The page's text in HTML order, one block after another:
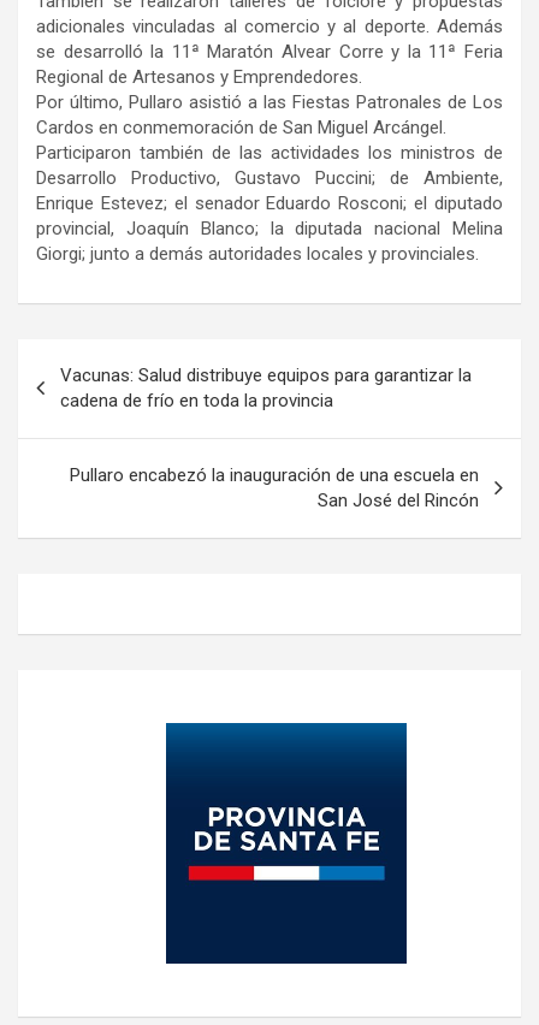
adicionales vinculadas al comercio y al deporte. Además
se desarrolló la 11ª Maratón Alvear Corre y la 11ª Feria
Regional de Artesanos y Emprendedores.
Por último, Pullaro asistió a las Fiestas Patronales de Los
Cardos en conmemoración de San Miguel Arcángel.
Participaron también de las actividades los ministros de
Desarrollo Productivo, Gustavo Puccini; de Ambiente,
Enrique Estevez; el senador Eduardo Rosconi; el diputado
provincial, Joaquín Blanco; la diputada nacional Melina
Giorgi; junto a demás autoridades locales y provinciales.
de
entradas
Vacunas: Salud distribuye equipos para garantizar la
cadena de frío en toda la provincia
Pullaro encabezó la inauguración de una escuela en
San José del Rincón